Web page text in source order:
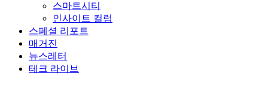
스마트시티
인사이트 컬럼
스페셜 리포트
매거진
뉴스레터
테크 라이브